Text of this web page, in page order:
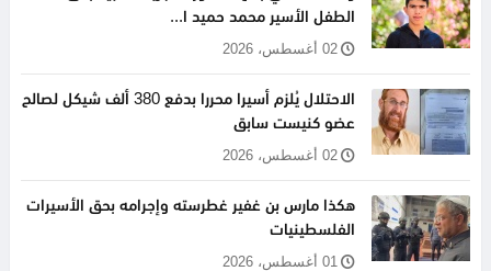
الطفل الأسير محمد حميد ا...
02 أغسطس، 2026
الاحتلال يُلزم أسيرا محررا بدفع 380 ألف شيكل لصالح
عضو كنيست سابق
02 أغسطس، 2026
هكذا مارس بن غفير غطرسته وإجرامه بحق الأسيرات
الفلسطينيات
01 أغسطس، 2026